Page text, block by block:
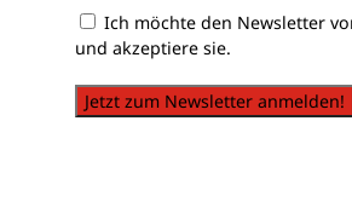
Ich möchte den Newsletter
und akzeptiere sie.
Jetzt zum Newsletter anmelden!